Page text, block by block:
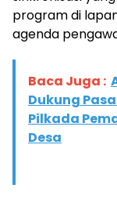
program di
agenda
Baca Juga :
Dukung
Pilkada
Desa